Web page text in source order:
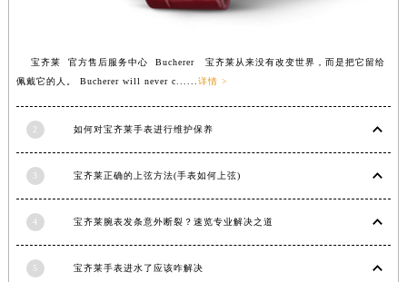
宝齐莱 官方售后服务中心 Bucherer 宝齐莱从来没有改变世界，而是把它留给
佩戴它的人。 Bucherer will never c......详情 >
2 如何对宝齐莱手表进行维护保养
宝齐莱正确的上弦方法(手表如何上弦)
4 宝齐莱腕表发条意外断裂？速览专业解决之道
5 宝齐莱手表进水了应该咋解决